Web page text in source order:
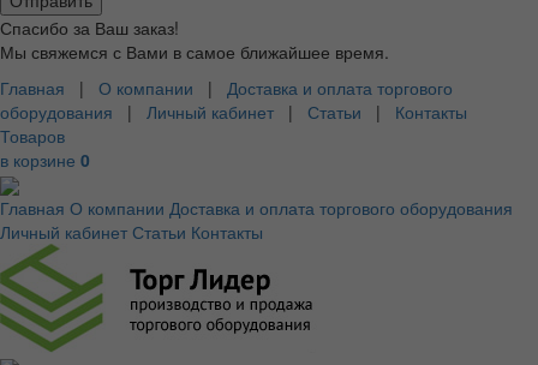
Спасибо за Ваш заказ!
Мы свяжемся с Вами в самое ближайшее время.
Главная | О компании | Доставка и оплата торгового
оборудования | Личный кабинет | Статьи | Контакты
Товаров
в корзине 0
Главная О компании Доставка и оплата торгового оборудования
Личный кабинет Статьи Контакты